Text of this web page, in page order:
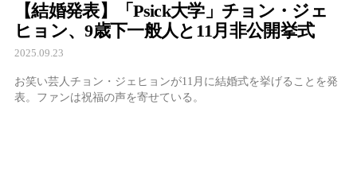
【結婚発表】「Psick大学」チョン・ジェ
ヒョン、9歳下一般人と11月非公開挙式
2025.09.23
お笑い芸人チョン・ジェヒョンが11月に結婚式を挙げることを発
表。ファンは祝福の声を寄せている。